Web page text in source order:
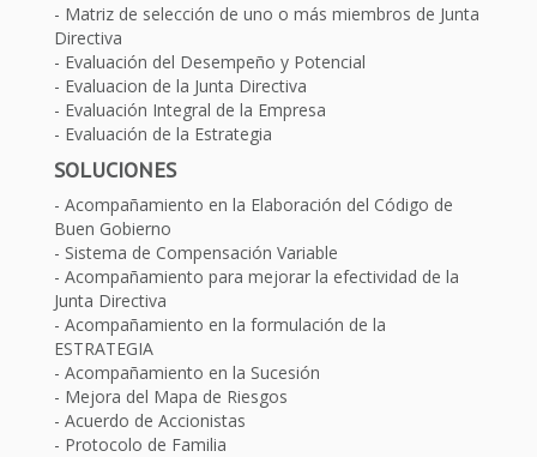
Matriz de selección de uno o más miembros de Junta
Directiva
Evaluación del Desempeño y Potencial
Evaluacion de la Junta Directiva
Evaluación Integral de la Empresa
Evaluación de la Estrategia
SOLUCIONES
Acompañamiento en la Elaboración del Código de
Buen Gobierno
Sistema de Compensación Variable
Acompañamiento para mejorar la efectividad de la
Junta Directiva
Acompañamiento en la formulación de la
ESTRATEGIA
Acompañamiento en la Sucesión
Mejora del Mapa de Riesgos
Acuerdo de Accionistas
Protocolo de Familia